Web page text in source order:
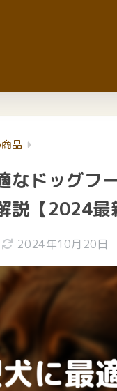
品
なドッグフ
説【2024最
2024年10月20日